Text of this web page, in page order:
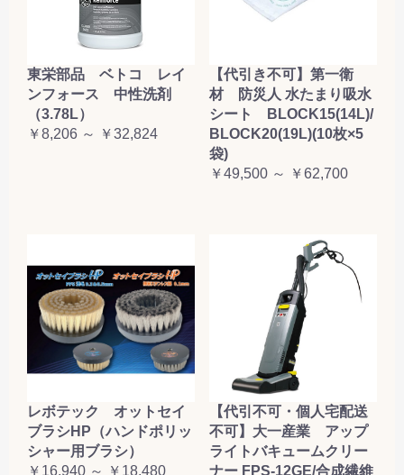
東栄部品 ベトコ レイ
ンフォース 中性洗剤
（3.78L）
￥8,206 ～ ￥32,824
【代引き不可】第一衛
材 防災人 水たまり吸水
シート BLOCK15(14L)/
BLOCK20(19L)(10枚×5
袋)
￥49,500 ～ ￥62,700
レボテック オットセイ
ブラシHP（ハンドポリッ
シャー用ブラシ）
￥16,940 ～ ￥18,480
【代引不可・個人宅配送
不可】大一産業 アップ
ライトバキュームクリー
ナー FPS-12GE/合成繊維